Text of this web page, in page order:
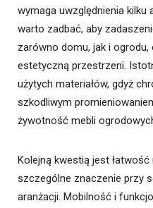
wymaga uwzględnienia kilku
warto zadbać, aby
zarówno domu, jak i
estetyczną przestrzeni.
użytych materiałów, gdyż
szkodliwym
żywotność mebli
Kolejną kwestią jest
szczególne znaczenie przy
aranżacji. Mobilność i